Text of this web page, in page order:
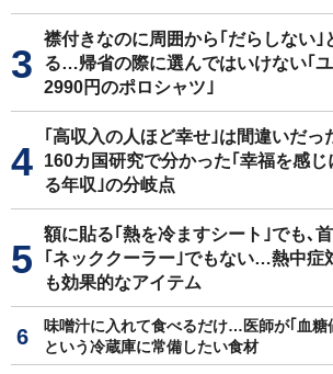
襟付きなのに周囲から｢だらしない｣
る…帰省の際に選んではいけない｢
2990円のポロシャツ｣
｢高収入の人ほど幸せ｣は間違いだ
160カ国研究で分かった｢幸福を感じ
る年収｣の分岐点
額に貼る｢熱を冷ますシート｣でも､
｢ネッククーラー｣でもない…熱中症
も効果的なアイテム
味噌汁に入れて食べるだけ…医師が｢血糖
という冷蔵庫に常備したい食材